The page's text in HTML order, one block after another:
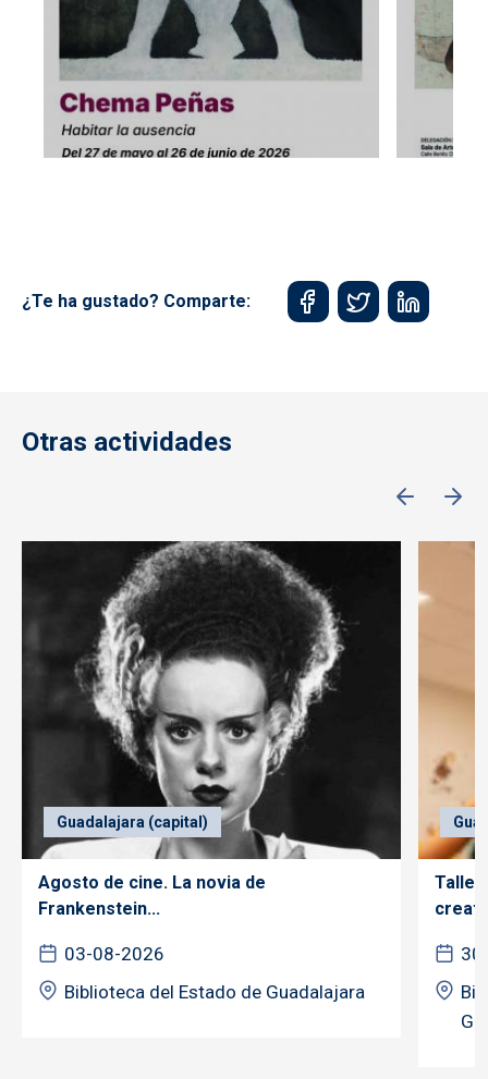
¿Te ha gustado? Comparte:
Otras actividades
Guadalajara (capital)
Agosto de cine. La novia de
Frankenstein...
03-08-2026
Biblioteca del Estado de Guadalajara
Taller